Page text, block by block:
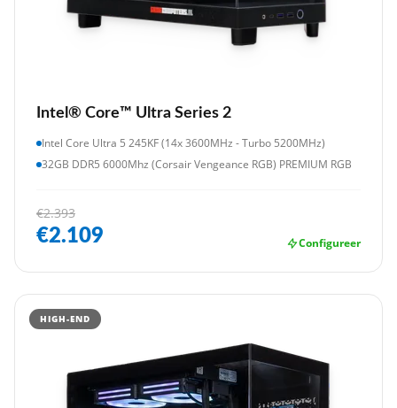
Intel® Core™ Ultra Series 2
Intel Core Ultra 5 245KF (14x 3600MHz - Turbo 5200MHz)
32GB DDR5 6000Mhz (Corsair Vengeance RGB) PREMIUM RGB
€2.393
€2.109 Configureer
HIGH-END